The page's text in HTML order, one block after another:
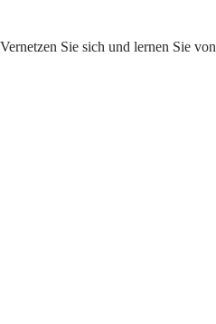
Sie sich und lernen Sie